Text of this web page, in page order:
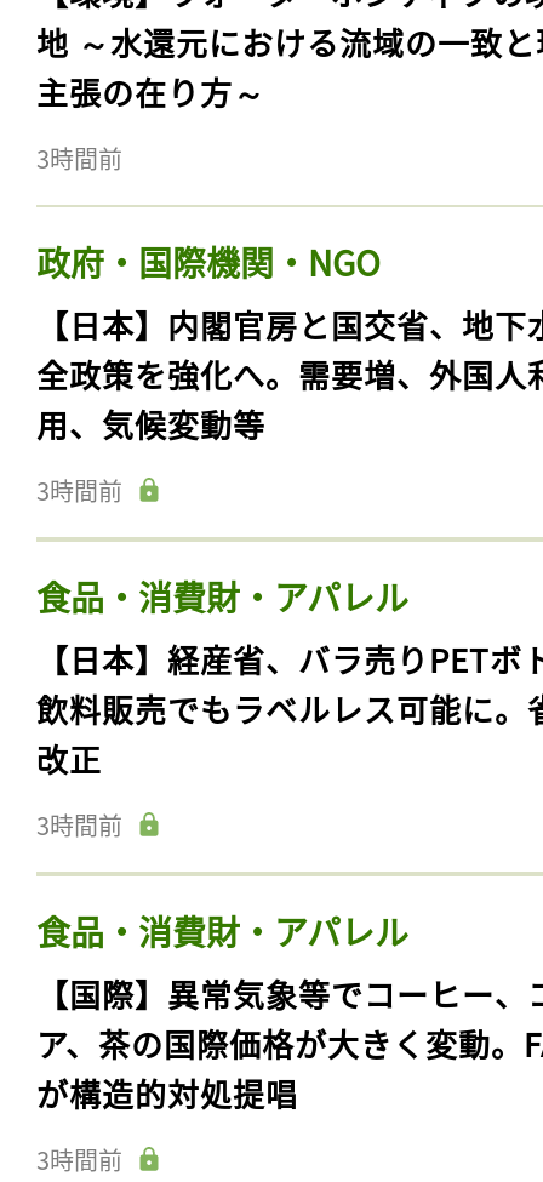
地 ～水還元における流域の一致
主張の在り方～
3時間前
政府・国際機関・NGO
【日本】内閣官房と国交省、地下
全政策を強化へ。需要増、外国人
用、気候変動等
3時間前
食品・消費財・アパレル
【日本】経産省、バラ売りPETボ
飲料販売でもラベルレス可能に。
改正
3時間前
食品・消費財・アパレル
【国際】異常気象等でコーヒー、
ア、茶の国際価格が大きく変動。
が構造的対処提唱
3時間前